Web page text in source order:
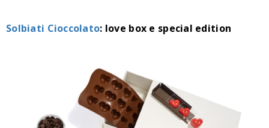
Solbiati Cioccolato: love box e special edition